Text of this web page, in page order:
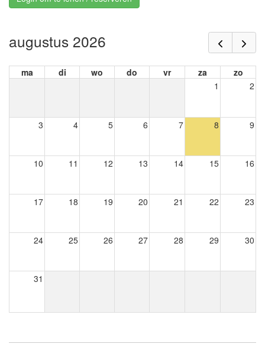
augustus 2026
ma di wo do vr za
zo
1
2
3 4 5 6 7 8 9
10 11 12 13 14 15 16
17 18 19 20 21 22 23
24 25 26 27 28 29 30
31